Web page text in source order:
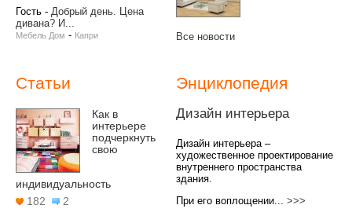
Гость - Добрый день. Цена
дивана? И...
Мебель Дом - Капри Все новости
Статьи
Как в
интерьере
подчеркнуть
свою
индивидуальность
182
2
Энциклопедия
Дизайн интерьера
Дизайн интерьера –
художественное проектирование
внутреннего пространства
здания.
При его воплощении... >>>